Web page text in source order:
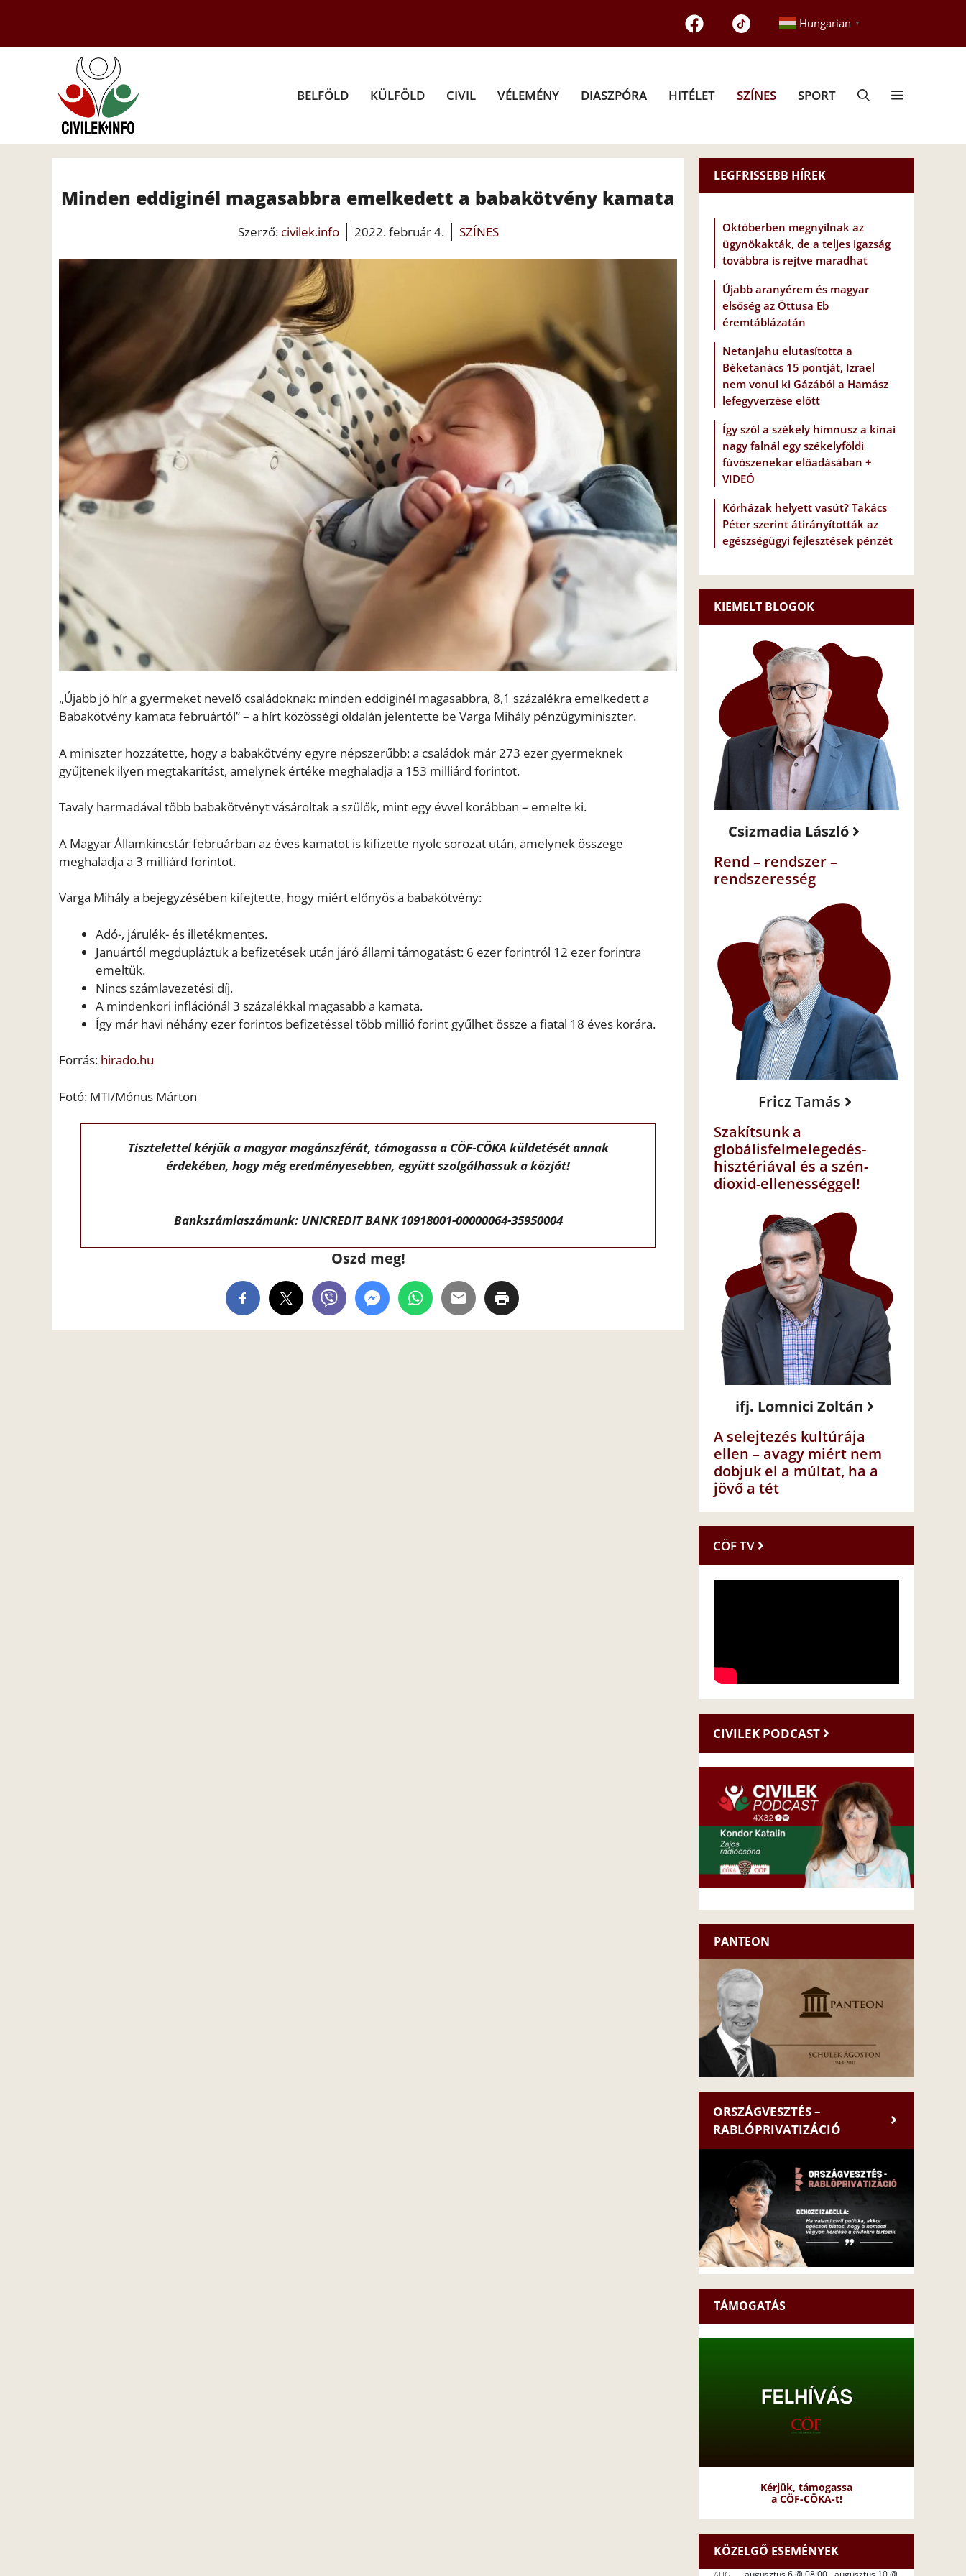
tartalomba
Hungarian ▼
BELFÖLD KÜLFÖLD CIVIL VÉLEMÉNY DIASZPÓRA HITÉLET SZÍNES SPORT
Minden eddiginél magasabbra emelkedett a babakötvény kamata
Szerző: civilek.info 2022. február 4. SZÍNES
„Újabb jó hír a gyermeket nevelő családoknak: minden eddiginél magasabbra, 8,1 százalékra emelkedett a
Babakötvény kamata februártól” – a hírt közösségi oldalán jelentette be Varga Mihály pénzügyminiszter.
A miniszter hozzátette, hogy a babakötvény egyre népszerűbb: a családok már 273 ezer gyermeknek
gyűjtenek ilyen megtakarítást, amelynek értéke meghaladja a 153 milliárd forintot.
Tavaly harmadával több babakötvényt vásároltak a szülők, mint egy évvel korábban – emelte ki.
A Magyar Államkincstár februárban az éves kamatot is kifizette nyolc sorozat után, amelynek összege
meghaladja a 3 milliárd forintot.
Varga Mihály a bejegyzésében kifejtette, hogy miért előnyös a babakötvény:
Adó-, járulék- és illetékmentes.
Januártól megdupláztuk a befizetések után járó állami támogatást: 6 ezer forintról 12 ezer forintra
emeltük.
Nincs számlavezetési díj.
A mindenkori inflációnál 3 százalékkal magasabb a kamata.
Így már havi néhány ezer forintos befizetéssel több millió forint gyűlhet össze a fiatal 18 éves korára.
Forrás: hirado.hu
Fotó: MTI/Mónus Márton
Tisztelettel kérjük a magyar magánszférát, támogassa a CÖF-CÖKA küldetését annak
érdekében, hogy még eredményesebben, együtt szolgálhassuk a közjót!
Bankszámlaszámunk: UNICREDIT BANK 10918001-00000064-35950004
Oszd meg!
LEGFRISSEBB HÍREK
Októberben megnyílnak az
ügynökakták, de a teljes igazság
továbbra is rejtve maradhat
Újabb aranyérem és magyar
elsőség az Öttusa Eb
éremtáblázatán
Netanjahu elutasította a
Béketanács 15 pontját, Izrael
nem vonul ki Gázából a Hamász
lefegyverzése előtt
Így szól a székely himnusz a kínai
nagy falnál egy székelyföldi
fúvószenekar előadásában +
VIDEÓ
Kórházak helyett vasút? Takács
Péter szerint átirányították az
egészségügyi fejlesztések pénzét
KIEMELT BLOGOK
Csizmadia László
Rend – rendszer –
rendszeresség
Fricz Tamás
Szakítsunk a
globálisfelmelegedés-
hisztériával és a szén-
dioxid-ellenességgel!
ifj. Lomnici Zoltán
A selejtezés kultúrája
ellen – avagy miért nem
dobjuk el a múltat, ha a
jövő a tét
CÖF TV
CIVILEK PODCAST
PANTEON
ORSZÁGVESZTÉS –
RABLÓPRIVATIZÁCIÓ
TÁMOGATÁS
Kérjük, támogassa
a CÖF-CÖKA-t!
KÖZELGŐ ESEMÉNYEK